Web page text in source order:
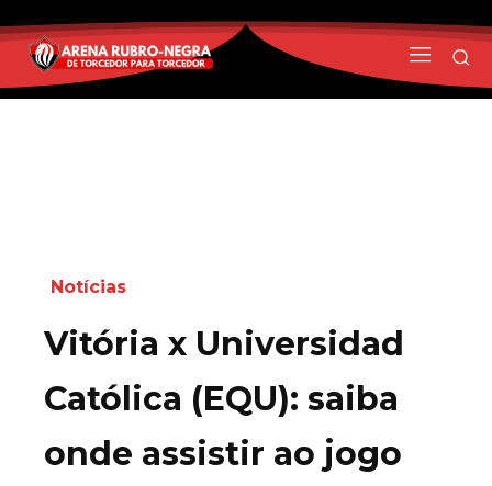
Notícias
Vitória x Universidad
Católica (EQU): saiba
onde assistir ao jogo